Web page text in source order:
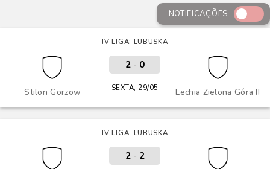
NOTIFICAÇÕES
IV LIGA: LUBUSKA
Stilon Gorzow Lechia Zielona Góra II
2- 0
SEXTA, 29/05
IV LIGA: LUBUSKA
2- 2